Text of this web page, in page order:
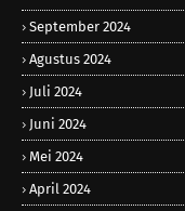
September 2024
Agustus 2024
Juli 2024
Juni 2024
Mei 2024
April 2024